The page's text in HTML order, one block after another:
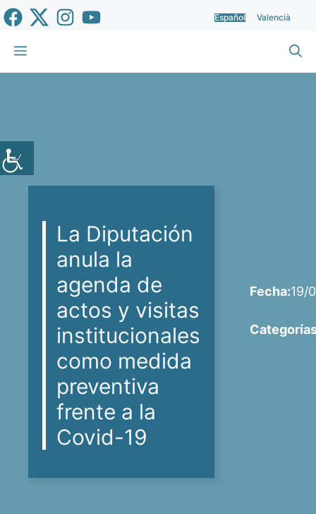
Saltar
al
contenido
Español Valencià
Menú
La Diputación
anula la
agenda de
actos y visitas
institucionales
como medida
preventiva
frente a la
Covid-19
Fecha:19/